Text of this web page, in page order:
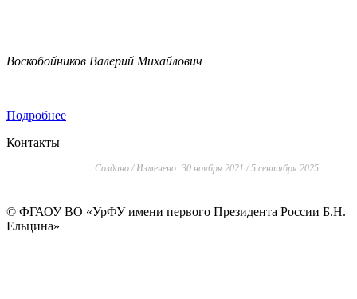
Воскобойников Валерий Михайлович
Подробнее
Контакты
Создано / Изменено: 30 ноября 2021 / 5 сентября 2025
© ФГАОУ ВО «УрФУ имени первого Президента России Б.Н.
Ельцина»